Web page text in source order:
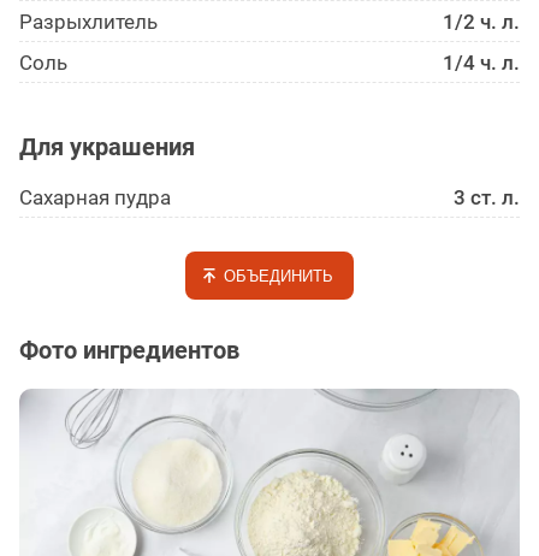
Разрыхлитель
1/2 ч. л.
Соль
1/4 ч. л.
Для украшения
Сахарная пудра 3 ст. л.
ОБЪЕДИНИТЬ
Фото ингредиентов